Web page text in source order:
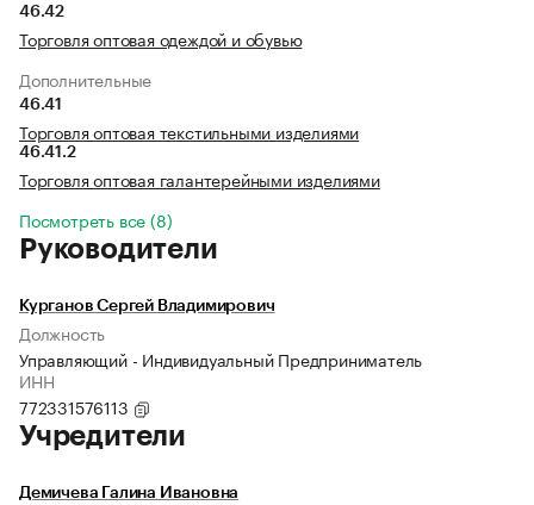
46.42
Торговля оптовая одеждой и обувью
Дополнительные
46.41
Торговля оптовая текстильными изделиями
46.41.2
Торговля оптовая галантерейными изделиями
Посмотреть все (8)
Руководители
Курганов Сергей Владимирович
Должность
Управляющий - Индивидуальный Предприниматель
ИНН
772331576113
Учредители
Демичева Галина Ивановна